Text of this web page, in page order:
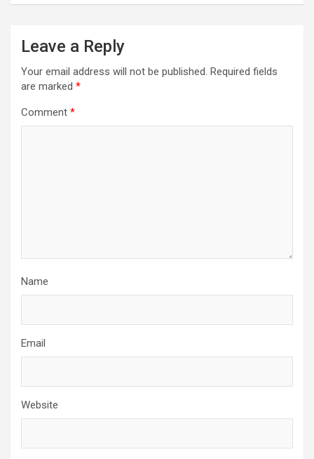
Leave a Reply
Your email address will not be published. Required fields
are marked *
Comment *
Name
Email
Website